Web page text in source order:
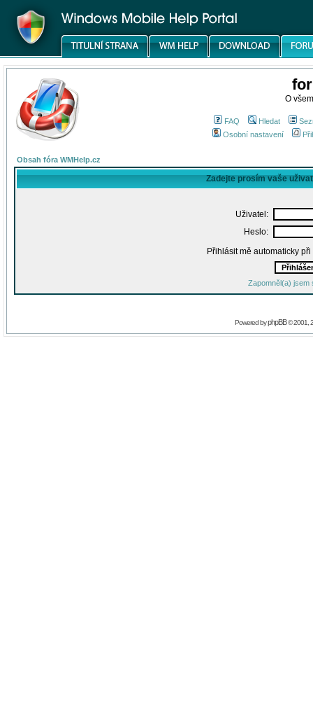
O
FAQ Hledat
Osobní nastavení
Obsah fóra WMHelp.cz
Zadejte prosím vaše
Uživatel:
Heslo:
Přihlásit mě automaticky
Zapomněl(a) jsem
Powered byphpBB© 2001,